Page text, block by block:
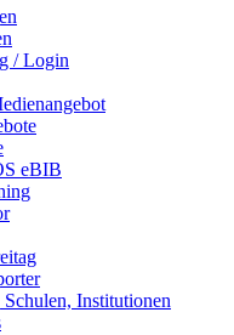
/ Login
eBIB
Institutionen